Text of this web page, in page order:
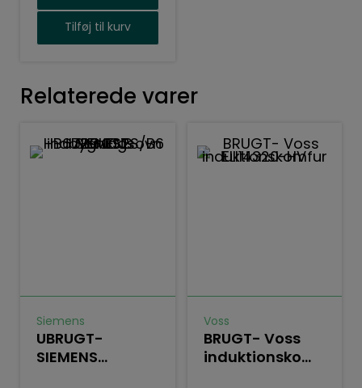
Tilføj til kurv
Relaterede varer
Siemens
UBRUGT-
SIEMENS
Voss
BRUGT- Voss
induktionskomfur